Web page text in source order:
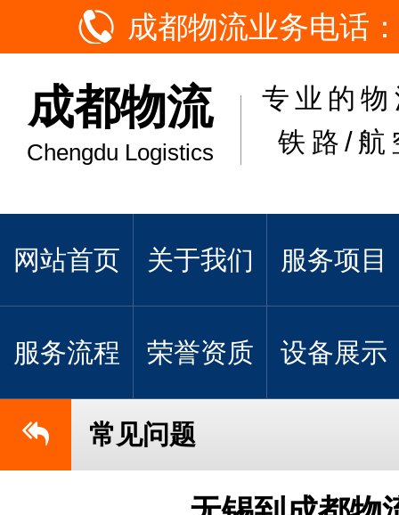
成都物流业务电话
成都物流
Chengdu Logistics
专业的
铁路/航
网站首页 关于我们 服务项目
服务流程 荣誉资质 设备展示
常见问题